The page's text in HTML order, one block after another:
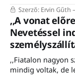
Szerző: Ervin Gűth
,,A vonat
Nevetéssel
,,Fiatalon nagyon
mindig voltak, de